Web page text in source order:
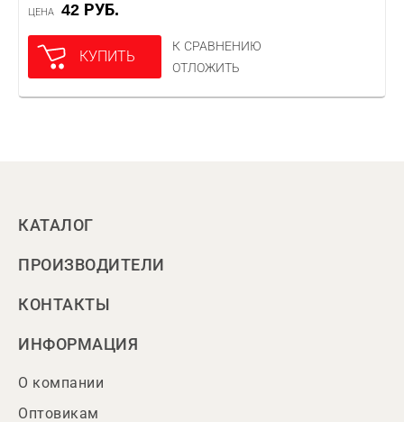
ЦЕНА 42 РУБ.
КУПИТЬ
К СРАВНЕНИЮ
ОТЛОЖИТЬ
КАТАЛОГ
ПРОИЗВОДИТЕЛИ
КОНТАКТЫ
ИНФОРМАЦИЯ
О компании
Оптовикам